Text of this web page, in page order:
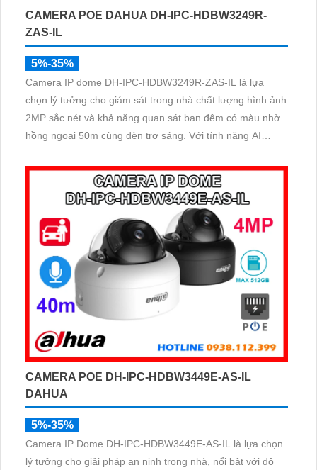
CAMERA POE DAHUA DH-IPC-HDBW3249R-
ZAS-IL
5%-35%
Camera IP dome DH-IPC-HDBW3249R-ZAS-IL là lựa
chọn lý tưởng cho giám sát trong nhà chất lượng hình ảnh
2MP sắc nét và khả năng quan sát ban đêm có màu nhờ
hồng ngoại 50m cùng đèn trợ sáng. Với tính năng AI
và phương tiện, hỗ trợ ghi âm qua micro tích hợp và lưu
trữ tối đa 512GB qua khe thẻ nhớ, camera hỗ trợ PoE lắp
đặt dễ dàng
CAMERA POE DH-IPC-HDBW3449E-AS-IL
DAHUA
5%-35%
Camera IP Dome DH-IPC-HDBW3449E-AS-IL là lựa chọn
lý tưởng cho giải pháp an ninh trong nhà, nổi bật với độ